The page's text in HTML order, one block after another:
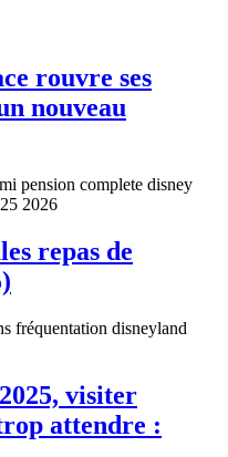
rouvre ses
nouveau
repas de
visiter
attendre :